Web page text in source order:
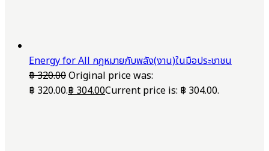
Energy for All กฎหมายกับพลัง(งาน)ในมือประชาชน
฿320.00Original price was:
฿ 320.00.฿304.00Current price is: ฿ 304.00.